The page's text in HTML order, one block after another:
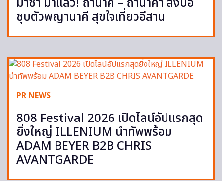
ชุบตัวพญานาคี สุขใจเที่ยวอีสาน
PR NEWS
808 Festival 2026 เปิดไลน์อัปแรกสุด
ยิ่งใหญ่ ILLENIUM นำทัพพร้อม
ADAM BEYER B2B CHRIS
AVANTGARDE